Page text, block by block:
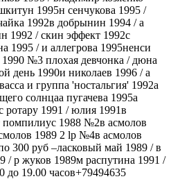
1995н сенчукова 1995 /
1992в добрынин 1994 / а
1992 / скин эффект 1992с
1995 / и аллегрова 1995ненси
№3 плохая девчонка / дюна
день 1990и николаев 1996 / а
и группа 'ностальгия' 1992а
солнцаа пугачева 1995а
ротару 1991 / юлия 1991в
1988 №2в асмолов
1989 2 lр №4в асмолов
300 руб –ласковый май 1989 / в
/ р жуков 1989м распутина 1991 /
до 19.00 часов+79494635